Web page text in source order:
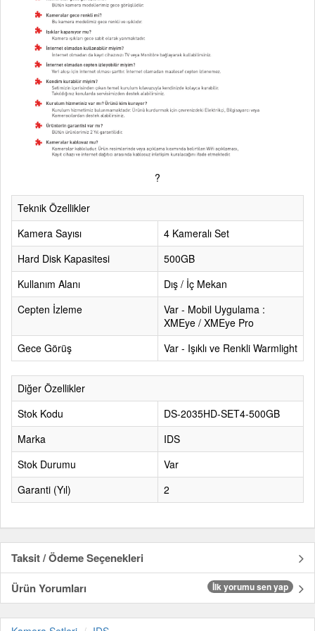
?
Teknik Özellikler
Kamera Sayısı
4 Kameralı Set
Hard Disk Kapasitesi
500GB
Kullanım Alanı
Dış / İç Mekan
Cepten İzleme
Var - Mobil Uygulama :
XMEye / XMEye Pro
Gece Görüş
Var - Işıklı ve Renkli Warmlight
Diğer Özellikler
Stok Kodu
DS-2035HD-SET4-500GB
Marka
IDS
Stok Durumu
Var
Garanti (Yıl)
2
Taksit / Ödeme Seçenekleri
Ürün Yorumları
İlk yorumu sen yap